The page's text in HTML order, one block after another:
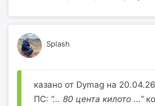
Splash
казано от Dymag на
ПС: ”... 80 цента килото ...”